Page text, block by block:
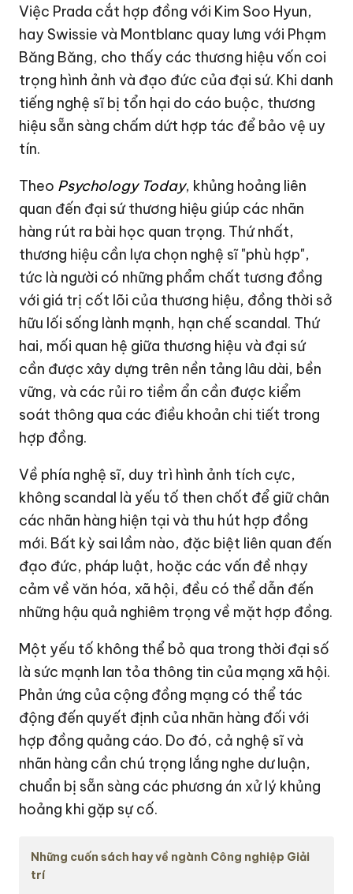
Việc Prada cắt hợp đồng với Kim Soo Hyun,
hay Swissie và Montblanc quay lưng với Phạm
Băng Băng, cho thấy các thương hiệu vốn coi
trọng hình ảnh và đạo đức của đại sứ. Khi danh
tiếng nghệ sĩ bị tổn hại do cáo buộc, thương
hiệu sẵn sàng chấm dứt hợp tác để bảo vệ uy
tín.
Theo Psychology Today, khủng hoảng liên
quan đến đại sứ thương hiệu giúp các nhãn
hàng rút ra bài học quan trọng. Thứ nhất,
thương hiệu cần lựa chọn nghệ sĩ"phù hợp",
tức là người có những phẩm chất tương đồng
với giá trị cốt lõi của thương hiệu, đồng thời sở
hữu lối sống lành mạnh, hạn chế scandal. Thứ
hai, mối quan hệ giữa thương hiệu và đại sứ
cần được xây dựng trên nền tảng lâu dài, bền
vững, và các rủi ro tiềm ẩn cần được kiểm
soát thông qua các điều khoản chi tiết trong
hợp đồng.
Về phía nghệ sĩ, duy trì hình ảnh tích cực,
không scandal là yếu tố then chốt để giữ chân
các nhãn hàng hiện tại và thu hút hợp đồng
mới. Bất kỳ sai lầm nào, đặc biệt liên quan đến
đạo đức, pháp luật, hoặc các vấn đề nhạy
cảm về văn hóa, xã hội, đều có thể dẫn đến
những hậu quả nghiêm trọng về mặt hợp đồng.
Một yếu tố không thể bỏ qua trong thời đại số
là sức mạnh lan tỏa thông tin của mạng xã hội.
Phản ứng của cộng đồng mạng có thể tác
động đến quyết định của nhãn hàng đối với
hợp đồng quảng cáo. Do đó, cả nghệ sĩ và
nhãn hàng cần chú trọng lắng nghe dư luận,
chuẩn bị sẵn sàng các phương án xử lý khủng
hoảng khi gặp sự cố.
Những cuốn sách hay về ngành Công nghiệp Giải
trí